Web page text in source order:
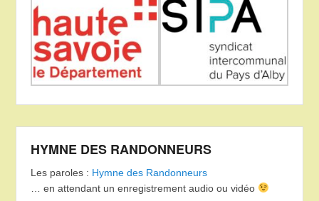
HYMNE DES RANDONNEURS
Les paroles : Hymne des Randonneurs
… en attendant un enregistrement audio ou vidéo